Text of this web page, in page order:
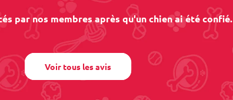
par nos membres après qu'un chien ai été confié.
Voir tous les avis